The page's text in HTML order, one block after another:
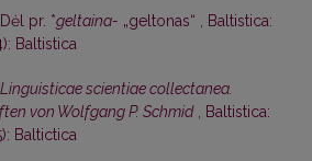
Dėl pr. *geltaina- „geltonas“ , Baltistica:
Baltistica
Linguisticae scientiae collectanea.
von Wolfgang P. Schmid , Baltistica:
Baltictica